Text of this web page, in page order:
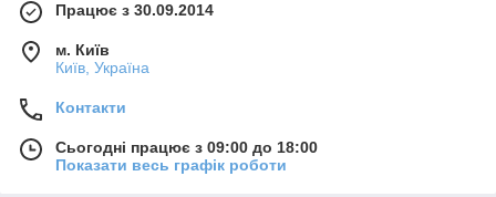
Працює з 30.09.2014
м. Київ
Київ, Україна
Контакти
Сьогодні працює з 09:00 до 18:00
Показати весь графік роботи